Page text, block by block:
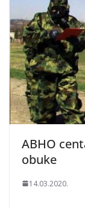
ABHO
obuke
14.03.2020.